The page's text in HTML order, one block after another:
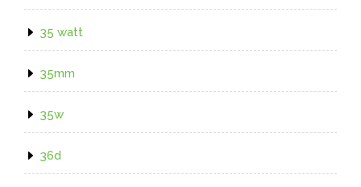
35 watt
35mm
35w
36d